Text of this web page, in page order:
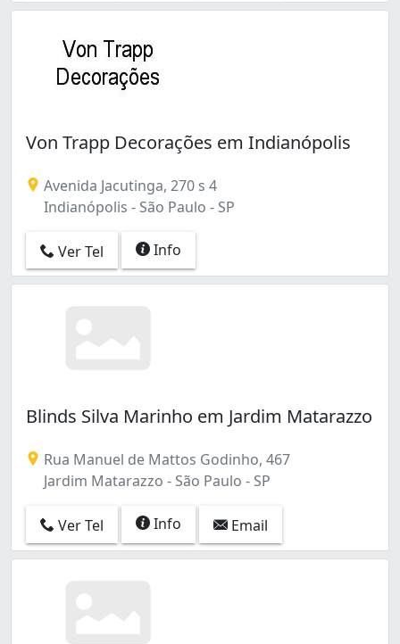
Von Trapp Decorações em Indianópolis
Avenida Jacutinga, 270 s 4
Indianópolis - São Paulo - SP
Ver Tel Info
Blinds Silva Marinho em Jardim Matarazzo
Rua Manuel de Mattos Godinho, 467
Jardim Matarazzo - São Paulo - SP
Ver Tel Info Email